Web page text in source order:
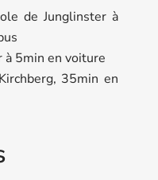
de Junglinster à
à 5min en voiture
35min en